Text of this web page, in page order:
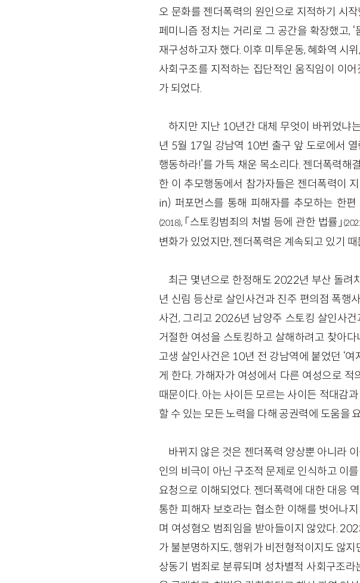
오 문화를 젠더폭력의 원인으로 지적하기 시
페미니즘 정치는 거리로 그 공간을 확장했고, ‘
재구성하고자 했다. 이후 미투운동, 혜화역 시
사회구조를 지적하는 집단적인 움직임이 이
가 되었다.
하지만 지난 10년간 대체 무엇이 바뀌었냐
년 5월 17일 강남역 10번 출구 앞 도로에서
행동하라!’를 가득 채운 목소리다. 젠더폭력
한 이 추모행동에서 참가자들은 젠더폭력이
in) 퍼포먼스를 통해 피해자를 추모하는 한편
(2018), 「스토킹범죄의 처벌 등에 관한 법률」
변화가 있었지만, 젠더폭력은 계속되고 있기 때
최근 몇년으로 한정해도 2022년 부산 돌려
년 신림 등산로 살인사건과 진주 편의점 폭행
사건, 그리고 2026년 남양주 스토킹 살인사
거절한 여성을 스토킹하고 살해하려고 찾아
고생 살인사건은 10년 전 강남역에 붙었던 ‘여
게 한다. 가해자가 여성에서 다른 여성으로
때문이다. 아는 사이든 모르는 사이든 적대감
할 수 있는 모든 노력을 다해 공권력에 도움을
바뀌지 않은 것은 젠더폭력 양상뿐 아니라
인의 비극이 아닌 구조적 문제로 인식하고 이
요청으로 이해되었다. 젠더폭력에 대한 대응
통한 피해자 보호라는 협소한 이해를 벗어나
며 여성혐오 범죄임을 받아들이지 않았다.
가 불분명하지도, 행위가 비전형적이지도 않
상동기 범죄로 분류되며 성차별적 사회구조